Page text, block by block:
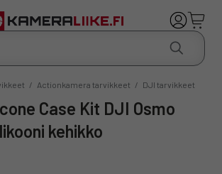
/ Actionkamera tarvikkeet / DJI tarvikkeet
kehikko